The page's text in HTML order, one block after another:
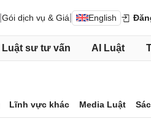
Gói dịch vụ & Giá English
Luật sư tư vấn AI Luật
Lĩnh vực khác Media Luật